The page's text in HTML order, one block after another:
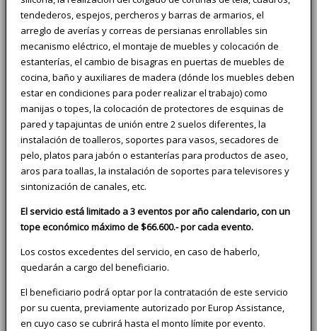
tendederos, espejos, percheros y barras de armarios, el
arreglo de averías y correas de persianas enrollables sin
mecanismo eléctrico, el montaje de muebles y colocación de
estanterías, el cambio de bisagras en puertas de muebles de
cocina, baño y auxiliares de madera (dónde los muebles deben
estar en condiciones para poder realizar el trabajo) como
manijas o topes, la colocación de protectores de esquinas de
pared y tapajuntas de unión entre 2 suelos diferentes, la
instalación de toalleros, soportes para vasos, secadores de
pelo, platos para jabón o estanterías para productos de aseo,
aros para toallas, la instalación de soportes para televisores y
sintonización de canales, etc.
El servicio está limitado a 3 eventos por año calendario, con un
tope económico máximo de $66.600.- por cada evento.
Los costos excedentes del servicio, en caso de haberlo,
quedarán a cargo del beneficiario.
El beneficiario podrá optar por la contratación de este servicio
por su cuenta, previamente autorizado por Europ Assistance,
en cuyo caso se cubrirá hasta el monto límite por evento.